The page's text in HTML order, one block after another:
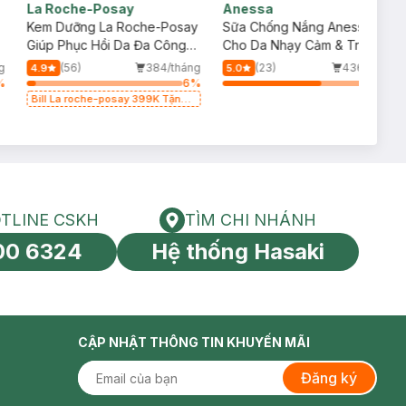
La Roche-Posay
Kem Dưỡng La Roche-Posay
Giúp Phục Hồi Da Đa Công
Dụng 100ml
4.9 (56)
384/tháng
6%
Bill La roche-posay 399K Tặng
Anessa
Sữa Chống Nắng Anessa
Cho Da Nhạy Cảm & Trẻ Em
60ml (Mới)
5.0 (23)
436/tháng
toàn cầu
HOTLINE CSKH
CSKH
6324
Tìm chi nhánh
TÌM CHI NHÁNH
Hệ thống Hasaki
CẬP NHẬT THÔNG TIN KHUYẾN MÃI
Đăng ký